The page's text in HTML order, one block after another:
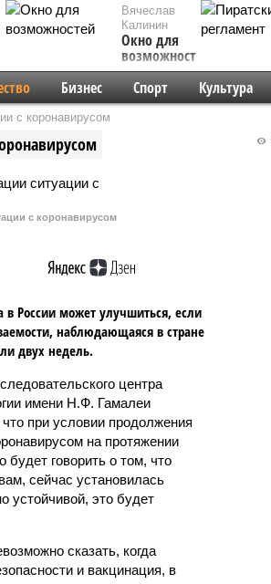
Вячеслав
Калинин
Окно для
возможностей
Бизнес Спорт Культура
с коронавирусом
с коронавирусом
в России может улучшиться, если
наблюдающаяся в стране
двух недель.
центра
имени Н.Ф. Гамалеи
при условии продолжения
на протяжении
говорить о том, что
сейчас установилась
устойчивой, это будет
сказать, когда
и вакцинация, в